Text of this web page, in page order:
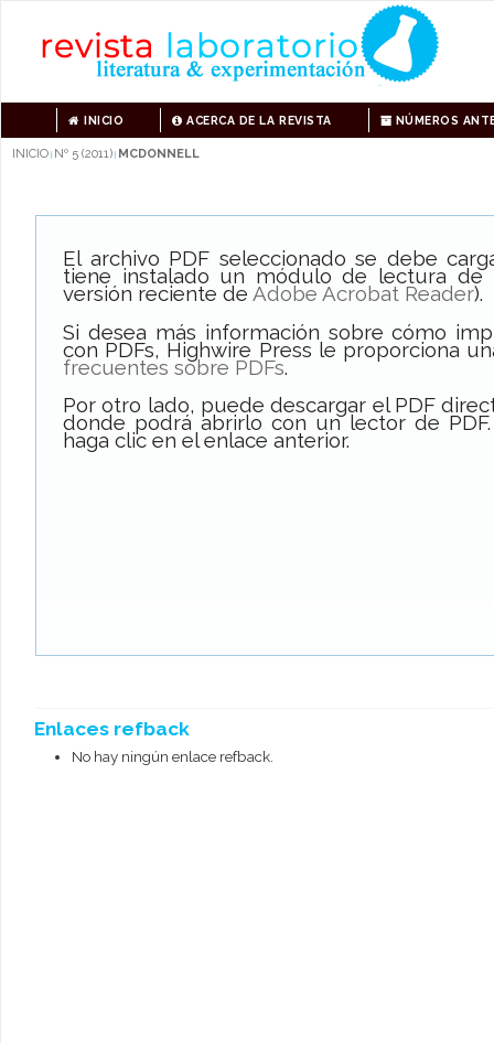
INICIO ACERCA DE LA REVISTA NÚMEROS
INICIO | Nº 5 (2011) | MCDONNELL
El archivo PDF seleccionado se debe
tiene instalado un módulo de lectura de
versión reciente de Adobe Acrobat Reader).
Si desea más información sobre cómo
con PDFs, Highwire Press le proporciona
frecuentes sobre PDFs.
Por otro lado, puede descargar el PDF
donde podrá abrirlo con un lector de PDF.
haga clic en el enlace anterior.
Enlaces refback
No hay ningún enlace refback.